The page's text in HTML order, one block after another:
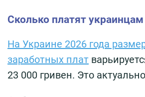
Сколько платят украинцам
На Украине 2026 года
заработных плат
23 000 гривен. Это